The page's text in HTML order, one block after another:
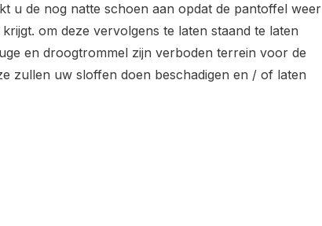
u de nog natte schoen aan opdat de pantoffel weer
om deze vervolgens te laten staand te laten
en droogtrommel zijn verboden terrein voor de
zullen uw sloffen doen beschadigen en / of laten